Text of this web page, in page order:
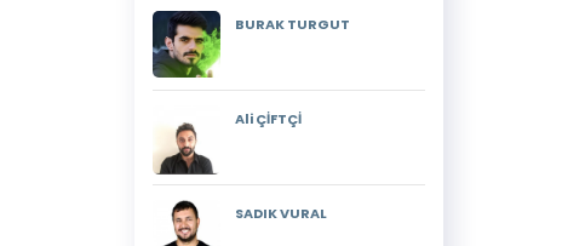
BURAK TURGUT
Ali ÇİFTÇİ
SADIK VURAL